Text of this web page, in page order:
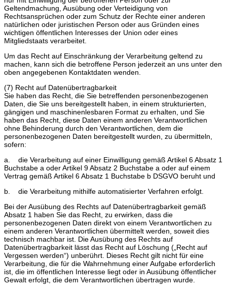
Geltendmachung, Ausübung oder Verteidigung von
Rechtsansprüchen oder zum Schutz der Rechte einer anderen
natürlichen oder juristischen Person oder aus Gründen eines
wichtigen öffentlichen Interesses der Union oder eines
Mitgliedstaats verarbeitet.
Um das Recht auf Einschränkung der Verarbeitung geltend zu
machen, kann sich die betroffene Person jederzeit an uns unter den
oben angegebenen Kontaktdaten wenden.
(7) Recht auf Datenübertragbarkeit
Sie haben das Recht, die Sie betreffenden personenbezogenen
Daten, die Sie uns bereitgestellt haben, in einem strukturierten,
gängigen und maschinenlesbaren Format zu erhalten, und Sie
haben das Recht, diese Daten einem anderen Verantwortlichen
ohne Behinderung durch den Verantwortlichen, dem die
personenbezogenen Daten bereitgestellt wurden, zu übermitteln,
sofern:
a. die Verarbeitung auf einer Einwilligung gemäß Artikel 6 Absatz 1
Buchstabe a oder Artikel 9 Absatz 2 Buchstabe a oder auf einem
Vertrag gemäß Artikel 6 Absatz 1 Buchstabe b DSGVO beruht und
b. die Verarbeitung mithilfe automatisierter Verfahren erfolgt.
Bei der Ausübung des Rechts auf Datenübertragbarkeit gemäß
Absatz 1 haben Sie das Recht, zu erwirken, dass die
personenbezogenen Daten direkt von einem Verantwortlichen zu
einem anderen Verantwortlichen übermittelt werden, soweit dies
technisch machbar ist. Die Ausübung des Rechts auf
Datenübertragbarkeit lässt das Recht auf Löschung („Recht auf
Vergessen werden“) unberührt. Dieses Recht gilt nicht für eine
Verarbeitung, die für die Wahrnehmung einer Aufgabe erforderlich
ist, die im öffentlichen Interesse liegt oder in Ausübung öffentlicher
Gewalt erfolgt, die dem Verantwortlichen übertragen wurde.